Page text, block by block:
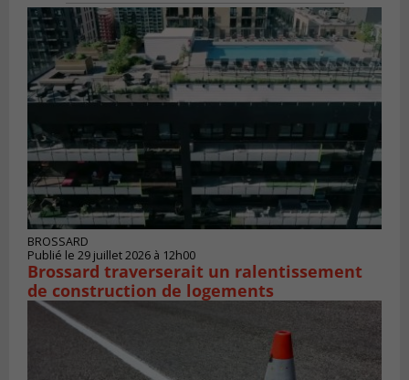
BROSSARD
Publié le 29 juillet 2026 à 12h00
Brossard traverserait un ralentissement
de construction de logements